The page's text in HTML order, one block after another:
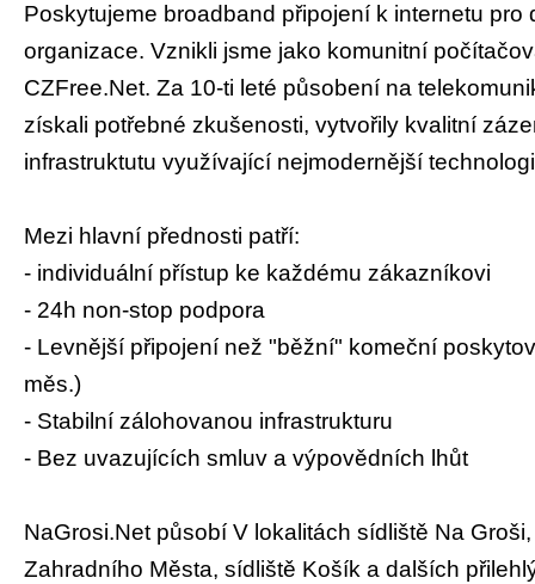
Poskytujeme broadband připojení k internetu pro
organizace. Vznikli jsme jako komunitní
CZFree.Net. Za 10-ti leté působení na
získali potřebné zkušenosti, vytvořily kvalitní
infrastruktutu využívající nejmodernější
Mezi hlavní přednosti patří:
- individuální přístup ke každému zákazníkovi
- 24h non-stop podpora
- Levnější připojení než "běžní" komeční
měs.)
- Stabilní zálohovanou infrastrukturu
- Bez uvazujících smluv a výpovědních lhůt
NaGrosi.Net působí V lokalitách sídliště Na
Zahradního Města, sídliště Košík a dalších